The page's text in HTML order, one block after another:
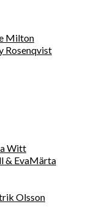
Milton
Rosenqvist
Witt
& EvaMärta
Olsson